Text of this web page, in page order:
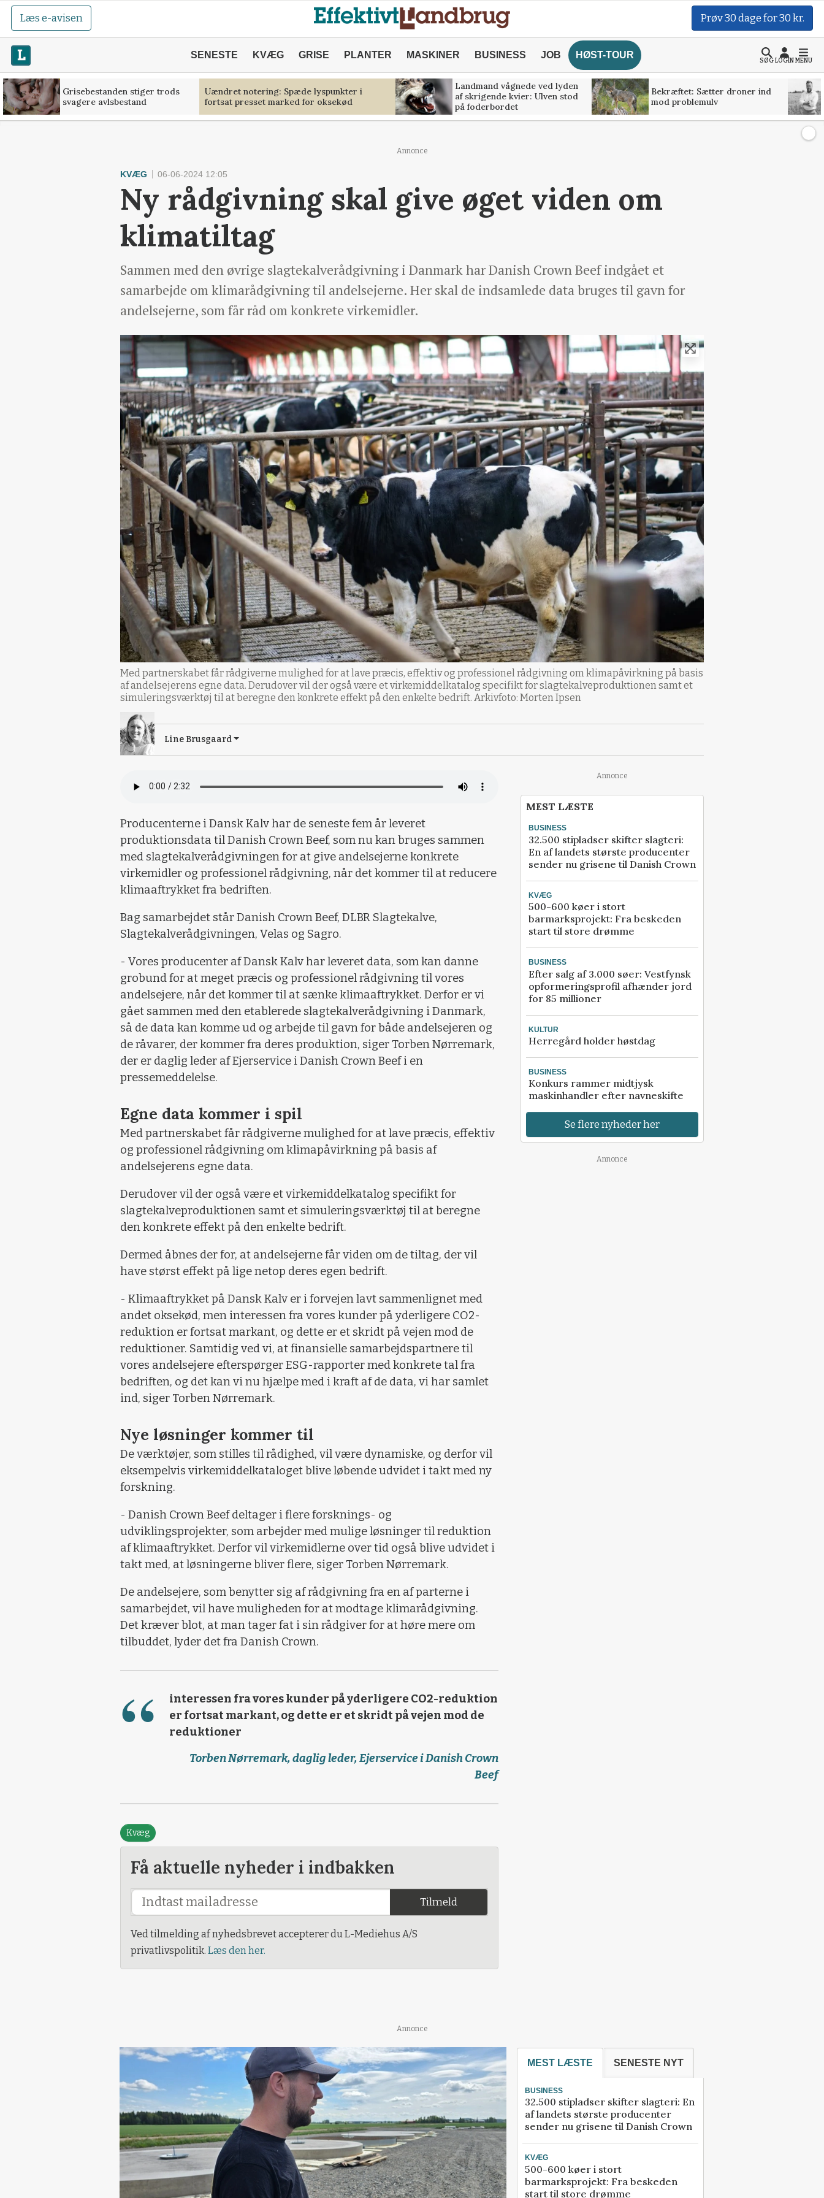
Læs e-avisen Prøv 30 dage for 30 kr.
SENESTE KVÆG GRISE PLANTER MASKINER BUSINESS JOB HØST-TOUR
SØGLOGINMENU
Grisebestanden stiger trods
svagere avlsbestand
Uændret notering: Spæde lyspunkter i
fortsat presset marked for oksekød
Landmand vågnede ved lyden
af skrigende kvier: Ulven stod
på foderbordet
Bekræftet: Sætter droner ind
mod problemulv
Annonce
KVÆG 06-06-2024 12:05
Ny rådgivning skal give øget viden om
klimatiltag
Sammen med den øvrige slagtekalverådgivning i Danmark har Danish Crown Beef indgået et
samarbejde om klimarådgivning til andelsejerne. Her skal de indsamlede data bruges til gavn for
andelsejerne, som får råd om konkrete virkemidler.
Med partnerskabet får rådgiverne mulighed for at lave præcis, effektiv og professionel rådgivning om klimapåvirkning på basis
af andelsejerens egne data. Derudover vil der også være et virkemiddelkatalog specifikt for slagtekalveproduktionen samt et
simuleringsværktøj til at beregne den konkrete effekt på den enkelte bedrift. Arkivfoto: Morten Ipsen
Line Brusgaard
Producenterne i Dansk Kalv har de seneste fem år leveret
produktionsdata til Danish Crown Beef, som nu kan bruges sammen
med slagtekalverådgivningen for at give andelsejerne konkrete
virkemidler og professionel rådgivning, når det kommer til at reducere
klimaaftrykket fra bedriften.
Bag samarbejdet står Danish Crown Beef, DLBR Slagtekalve,
Slagtekalverådgivningen, Velas og Sagro.
- Vores producenter af Dansk Kalv har leveret data, som kan danne
grobund for at meget præcis og professionel rådgivning til vores
andelsejere, når det kommer til at sænke klimaaftrykket. Derfor er vi
gået sammen med den etablerede slagtekalverådgivning i Danmark,
så de data kan komme ud og arbejde til gavn for både andelsejeren og
de råvarer, der kommer fra deres produktion, siger Torben Nørremark,
der er daglig leder af Ejerservice i Danish Crown Beef i en
pressemeddelelse.
Egne data kommer i spil
Med partnerskabet får rådgiverne mulighed for at lave præcis, effektiv
og professionel rådgivning om klimapåvirkning på basis af
andelsejerens egne data.
Derudover vil der også være et virkemiddelkatalog specifikt for
slagtekalveproduktionen samt et simuleringsværktøj til at beregne
den konkrete effekt på den enkelte bedrift.
Dermed åbnes der for, at andelsejerne får viden om de tiltag, der vil
have størst effekt på lige netop deres egen bedrift.
- Klimaaftrykket på Dansk Kalv er i forvejen lavt sammenlignet med
andet oksekød, men interessen fra vores kunder på yderligere CO2-
reduktion er fortsat markant, og dette er et skridt på vejen mod de
reduktioner. Samtidig ved vi, at finansielle samarbejdspartnere til
vores andelsejere efterspørger ESG-rapporter med konkrete tal fra
bedriften, og det kan vi nu hjælpe med i kraft af de data, vi har samlet
ind, siger Torben Nørremark.
Nye løsninger kommer til
De værktøjer, som stilles til rådighed, vil være dynamiske, og derfor vil
eksempelvis virkemiddelkataloget blive løbende udvidet i takt med ny
forskning.
- Danish Crown Beef deltager i flere forsknings- og
udviklingsprojekter, som arbejder med mulige løsninger til reduktion
af klimaaftrykket. Derfor vil virkemidlerne over tid også blive udvidet i
takt med, at løsningerne bliver flere, siger Torben Nørremark.
De andelsejere, som benytter sig af rådgivning fra en af parterne i
samarbejdet, vil have muligheden for at modtage klimarådgivning.
Det kræver blot, at man tager fat i sin rådgiver for at høre mere om
tilbuddet, lyder det fra Danish Crown.
interessen fra vores kunder på yderligere CO2-reduktion
er fortsat markant, og dette er et skridt på vejen mod de
reduktioner
Torben Nørremark, daglig leder, Ejerservice i Danish Crown
Beef
Kvæg
Få aktuelle nyheder i indbakken
Tilmeld
Ved tilmelding af nyhedsbrevet accepterer du L-Mediehus A/S
privatlivspolitik. Læs den her.
Annonce
MEST LÆSTE
BUSINESS
32.500 stipladser skifter slagteri:
En af landets største producenter
sender nu grisene til Danish Crown
KVÆG
500-600 køer i stort
barmarksprojekt: Fra beskeden
start til store drømme
BUSINESS
Efter salg af 3.000 søer: Vestfynsk
opformeringsprofil afhænder jord
for 85 millioner
KULTUR
Herregård holder høstdag
BUSINESS
Konkurs rammer midtjysk
maskinhandler efter navneskifte
Se flere nyheder her
Annonce
Annonce
MEST LÆSTE SENESTE NYT
BUSINESS
32.500 stipladser skifter slagteri: En
af landets største producenter
sender nu grisene til Danish Crown
KVÆG
500-600 køer i stort
barmarksprojekt: Fra beskeden
start til store drømme